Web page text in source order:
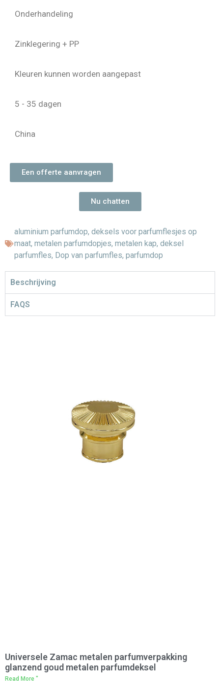
Onderhandeling
Zinklegering + PP
Kleuren kunnen worden aangepast
5 - 35 dagen
China
Een offerte aanvragen
Nu chatten
aluminium parfumdop, deksels voor parfumflesjes op
maat, metalen parfumdopjes, metalen kap, deksel
parfumfles, Dop van parfumfles, parfumdop
Beschrijving
FAQS
Universele Zamac metalen parfumverpakking
glanzend goud metalen parfumdeksel
Read More "